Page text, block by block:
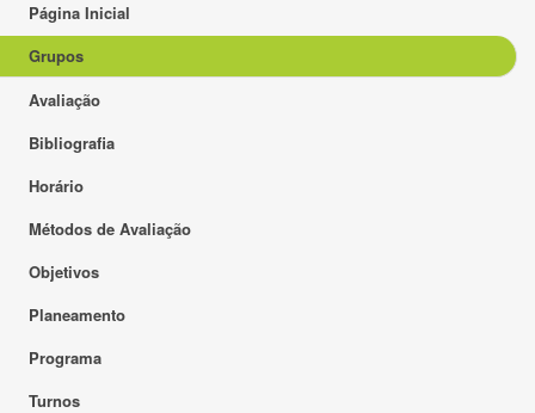
Página Inicial
Grupos
Avaliação
Bibliografia
Horário
Métodos de Avaliação
Objetivos
Planeamento
Programa
Turnos